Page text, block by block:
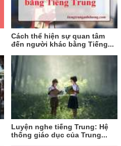
Cách thể hiện sự quan tâm
đến người khác bằng Tiếng...
Luyện nghe tiếng Trung: Hệ
thống giáo dục của Trung...